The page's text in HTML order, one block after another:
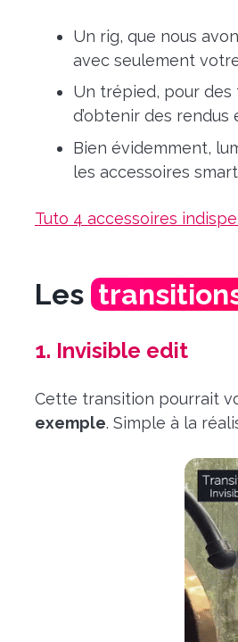
Un rig, que nous
avec seulement
Un trépied, pour des
d’obtenir des
Bien évidemment,
les accessoires
Tuto 4 accessoires
Les
1. Invisible edit
Cette transition pourrait
exemple. Simple à la